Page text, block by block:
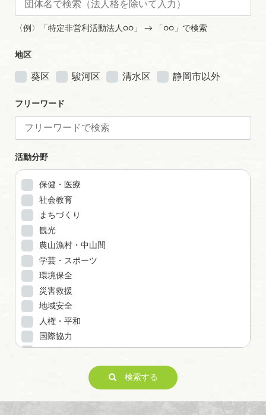
〈例〉「特定非営利活動法人○○」 → 「○○」で検索
地区
葵区 駿河区 清水区 静岡市以外
フリーワード
活動分野
保健・医療
社会教育
まちづくり
観光
農山漁村・中山間
学芸・スポーツ
環境保全
災害救援
地域安全
人権・平和
国際協力
子どもの健全育成
検索する